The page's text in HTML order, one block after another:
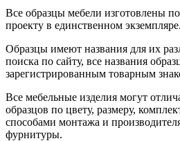
Все образцы мебели изготовлены
проекту в единственном экземпляре.
Образцы имеют названия для их
поиска по сайту, все названия
зарегистрированным товарным
Все мебельные изделия могут
образцов по цвету, размеру,
способами монтажа и
фурнитуры.